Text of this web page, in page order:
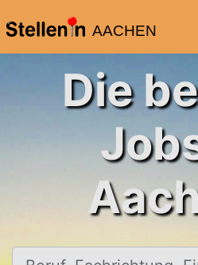
AACHEN
Die
Beruf, Fachrichtung, Firma